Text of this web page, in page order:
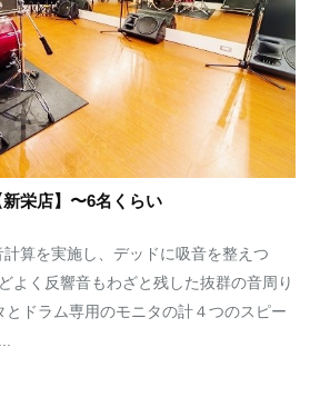
栄店】〜6名くらい
算を実施し、デッドに吸音を整えつ
よく反響音もわざと残した抜群の音周り
ドラム専用のモニタの計４つのスピー